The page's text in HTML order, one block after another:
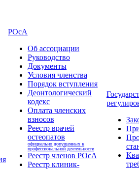
РОсА
Об ассоциации
Руководство
Документы
Условия членства
Порядок вступления
Деонтологический
кодекс
Оплата членских
взносов
Реестр врачей
остеопатов
официально допущенных к
профессиональной деятельности
Реестр членов РОсА
Реестр клиник-